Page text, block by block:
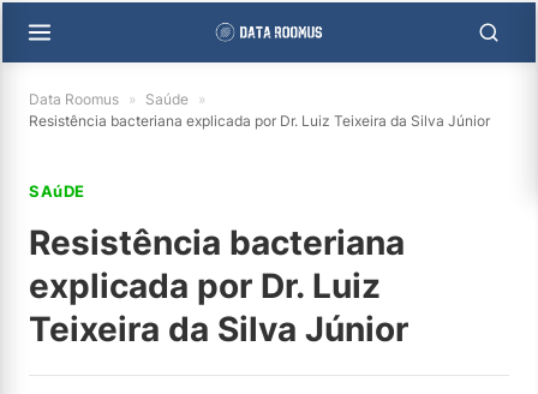
Data Roomus » Saúde »
Resistência bacteriana explicada por Dr. Luiz Teixeira da Silva Júnior
SAúDE
Resistência bacteriana
explicada por Dr. Luiz
Teixeira da Silva Júnior